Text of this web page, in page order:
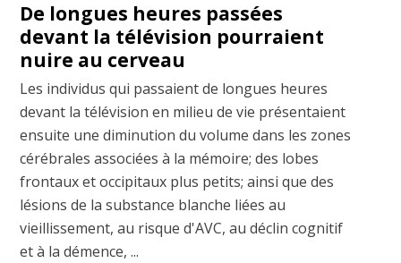
De longues heures passées
devant la télévision pourraient
nuire au cerveau
Les individus qui passaient de longues heures
devant la télévision en milieu de vie présentaient
ensuite une diminution du volume dans les zones
cérébrales associées à la mémoire; des lobes
frontaux et occipitaux plus petits; ainsi que des
lésions de la substance blanche liées au
vieillissement, au risque d'AVC, au déclin cognitif
et à la démence, ...